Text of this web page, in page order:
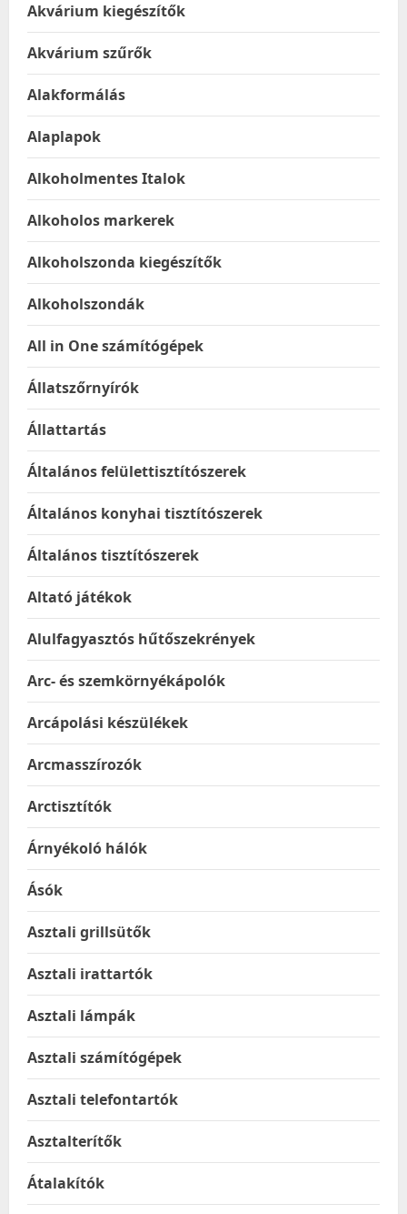
Akvárium kiegészítők
Akvárium szűrők
Alakformálás
Alaplapok
Alkoholmentes Italok
Alkoholos markerek
Alkoholszonda kiegészítők
Alkoholszondák
All in One számítógépek
Állatszőrnyírók
Állattartás
Általános felülettisztítószerek
Általános konyhai tisztítószerek
Általános tisztítószerek
Altató játékok
Alulfagyasztós hűtőszekrények
Arc- és szemkörnyékápolók
Arcápolási készülékek
Arcmasszírozók
Arctisztítók
Árnyékoló hálók
Ásók
Asztali grillsütők
Asztali irattartók
Asztali lámpák
Asztali számítógépek
Asztali telefontartók
Asztalterítők
Átalakítók